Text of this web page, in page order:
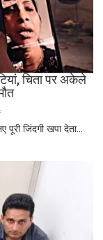
निभाते
सेवा
की
परंपरा
चिता पर अकेले
on
पिता
नहीं
आई
आत्मनिर्भर
जिंदगी खपा देता...